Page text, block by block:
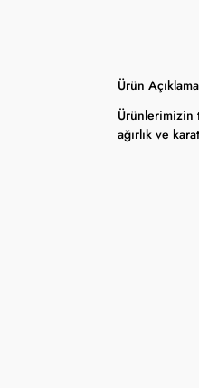
Ürün
Ürünlerimizin
ağırlık ve